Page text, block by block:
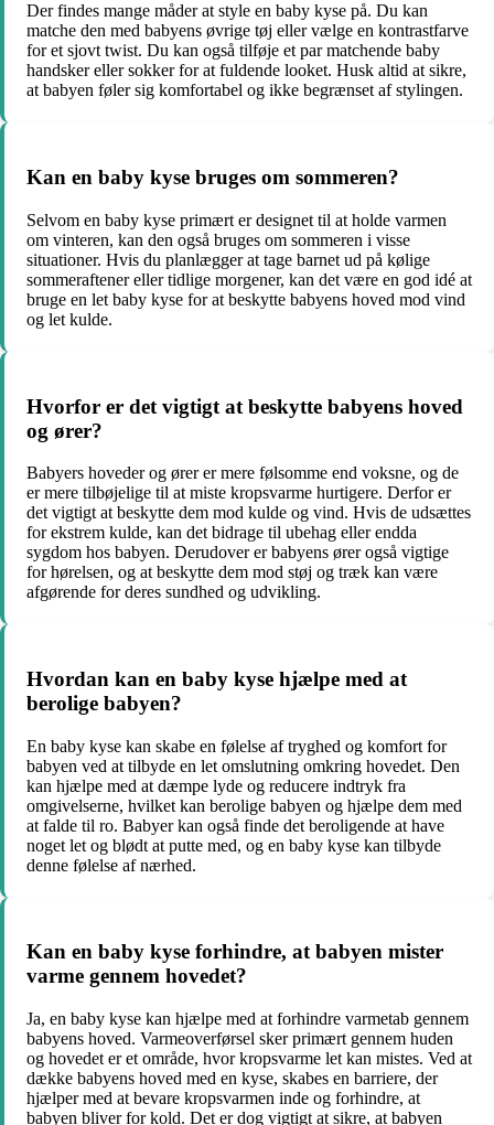
Der findes mange måder at style en baby kyse på. Du kan
matche den med babyens øvrige tøj eller vælge en kontrastfarve
for et sjovt twist. Du kan også tilføje et par matchende baby
handsker eller sokker for at fuldende looket. Husk altid at sikre,
at babyen føler sig komfortabel og ikke begrænset af stylingen.
Kan en baby kyse bruges om sommeren?
Selvom en baby kyse primært er designet til at holde varmen
om vinteren, kan den også bruges om sommeren i visse
situationer. Hvis du planlægger at tage barnet ud på kølige
sommeraftener eller tidlige morgener, kan det være en god idé at
bruge en let baby kyse for at beskytte babyens hoved mod vind
og let kulde.
Hvorfor er det vigtigt at beskytte babyens hoved
og ører?
Babyers hoveder og ører er mere følsomme end voksne, og de
er mere tilbøjelige til at miste kropsvarme hurtigere. Derfor er
det vigtigt at beskytte dem mod kulde og vind. Hvis de udsættes
for ekstrem kulde, kan det bidrage til ubehag eller endda
sygdom hos babyen. Derudover er babyens ører også vigtige
for hørelsen, og at beskytte dem mod støj og træk kan være
afgørende for deres sundhed og udvikling.
Hvordan kan en baby kyse hjælpe med at
berolige babyen?
En baby kyse kan skabe en følelse af tryghed og komfort for
babyen ved at tilbyde en let omslutning omkring hovedet. Den
kan hjælpe med at dæmpe lyde og reducere indtryk fra
omgivelserne, hvilket kan berolige babyen og hjælpe dem med
at falde til ro. Babyer kan også finde det beroligende at have
noget let og blødt at putte med, og en baby kyse kan tilbyde
denne følelse af nærhed.
Kan en baby kyse forhindre, at babyen mister
varme gennem hovedet?
Ja, en baby kyse kan hjælpe med at forhindre varmetab gennem
babyens hoved. Varmeoverførsel sker primært gennem huden
og hovedet er et område, hvor kropsvarme let kan mistes. Ved at
dække babyens hoved med en kyse, skabes en barriere, der
hjælper med at bevare kropsvarmen inde og forhindre, at
babyen bliver for kold. Det er dog vigtigt at sikre, at babyen